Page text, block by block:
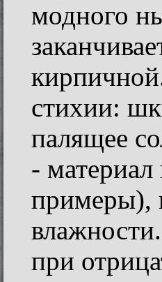
модного
стихии:
палящее
-
примеры),
при